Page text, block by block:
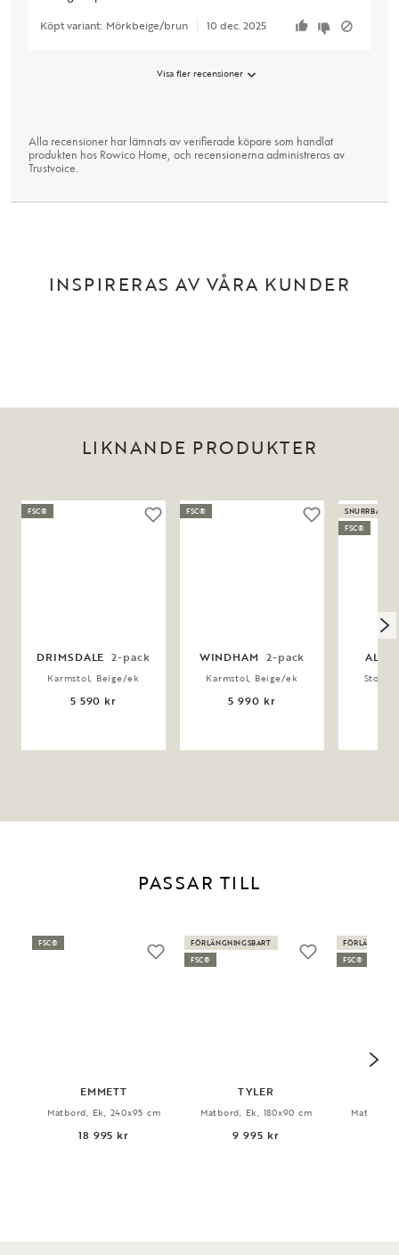
Köpt variant: Mörkbeige/brun 10 dec. 2025
Visa fler recensioner
Alla recensioner har lämnats av verifierade köpare som handlat
produkten hos Rowico Home, och recensionerna administreras av
Trustvoice.
INSPIRERAS AV VÅRA KUNDER
LIKNANDE PRODUKTER
DRIMSDALE 2-pack
Karmstol, Beige/ek
5 590 kr
FSC®
WINDHAM 2-pack
Karmstol, Beige/ek
5 990 kr
FSC®
Stol,
SNURRBAR
FSC®
PASSAR TILL
EMMETT
Matbord, Ek, 240x95 cm
18 995 kr
FSC®
TYLER
Matbord, Ek, 180x90 cm
9 995 kr
FÖRLÄNGNINGSBART
FSC®
Matbord,
FSC®